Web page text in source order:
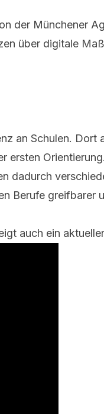
der Münchener
über digitale
an Schulen.
ersten
dadurch
Berufe greifbarer
auch ein aktueller